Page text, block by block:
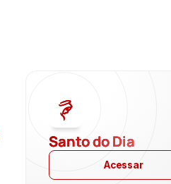
Santo do Dia
Acessar